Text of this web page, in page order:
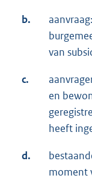
b.
van
c.
en
heeft
d.
moment